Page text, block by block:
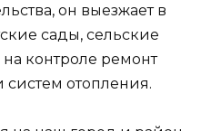
он выезжает в
сады, сельские
контроле ремонт
отопления.